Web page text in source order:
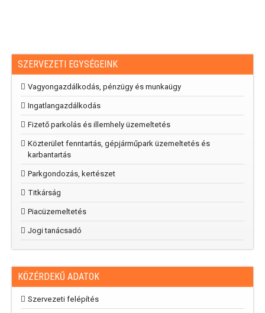
SZERVEZETI EGYSÉGEINK
Vagyongazdálkodás, pénzügy és munkaügy
Ingatlangazdálkodás
Fizető parkolás és illemhely üzemeltetés
Közterület fenntartás, gépjárműpark üzemeltetés és
karbantartás
Parkgondozás, kertészet
Titkárság
Piacüzemeltetés
Jogi tanácsadó
KÖZÉRDEKŰ ADATOK
Szervezeti felépítés